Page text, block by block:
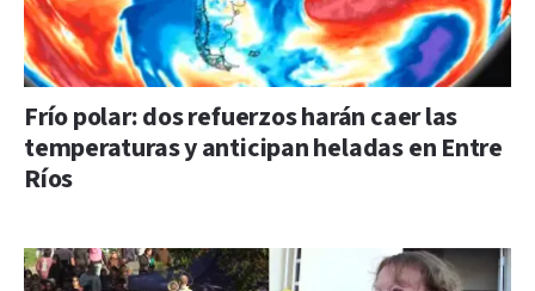
Frío polar: dos refuerzos harán caer las
temperaturas y anticipan heladas en Entre
Ríos